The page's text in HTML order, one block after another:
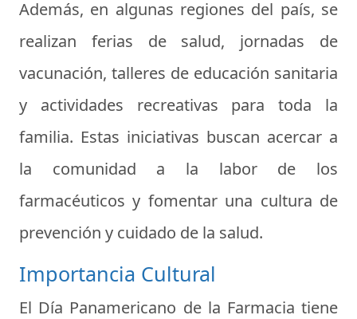
Además, en algunas regiones del país, se
realizan ferias de salud, jornadas de
vacunación, talleres de educación sanitaria
y actividades recreativas para toda la
familia. Estas iniciativas buscan acercar a
la comunidad a la labor de los
farmacéuticos y fomentar una cultura de
prevención y cuidado de la salud.
Importancia Cultural
El Día Panamericano de la Farmacia tiene